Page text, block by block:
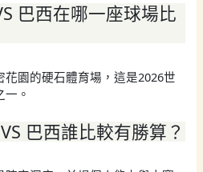
巴西在哪一座球場比
園的硬石體育場，這是2026世
。
巴西誰比較有勝算？